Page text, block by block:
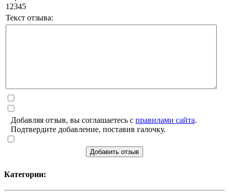
1 2345
Текст отзыва:
Добавляя отзыв, вы соглашаетесь с правилами сайта.
Подтвердите добавление, поставив галочку.
Добавить отзыв
Категории: